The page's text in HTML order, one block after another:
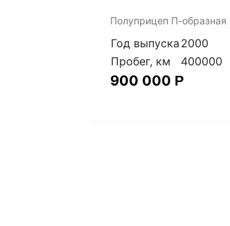
Полуприцеп П-образная
Год выпуска 2000
Пробег, км
400000
900 000 Р